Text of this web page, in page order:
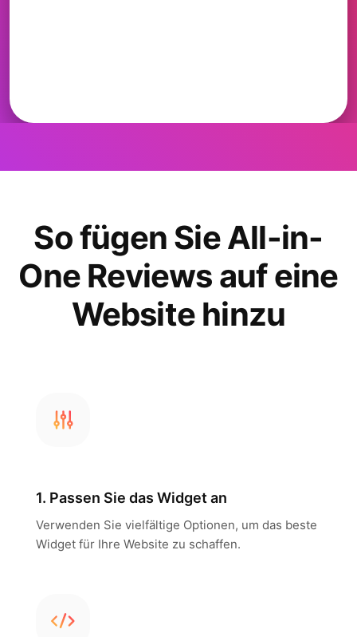
So fügen Sie All-in-
One Reviews auf eine
Website hinzu
1. Passen Sie das Widget an
Verwenden Sie vielfältige Optionen, um das beste
Widget für Ihre Website zu schaffen.